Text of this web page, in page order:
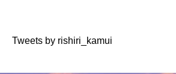
Tweets by rishiri_kamui